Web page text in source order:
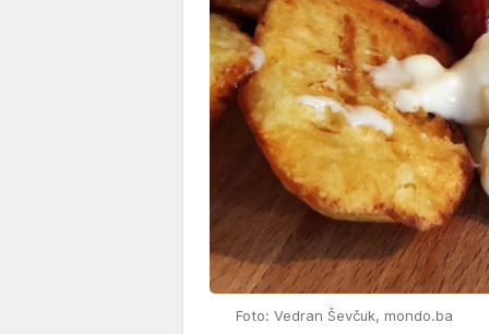
Foto: Vedran Ševčuk, mondo.ba